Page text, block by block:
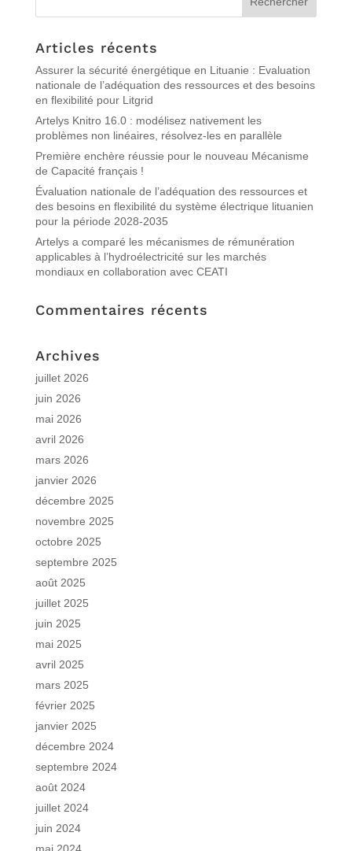
Articles récents
Assurer la sécurité énergétique en Lituanie : Evaluation
nationale de l’adéquation des ressources et des besoins
en flexibilité pour Litgrid
Artelys Knitro 16.0 : modélisez nativement les
problèmes non linéaires, résolvez-les en parallèle
Première enchère réussie pour le nouveau Mécanisme
de Capacité français !
Évaluation nationale de l’adéquation des ressources et
des besoins en flexibilité du système électrique lituanien
pour la période 2028-2035
Artelys a comparé les mécanismes de rémunération
applicables à l’hydroélectricité sur les marchés
mondiaux en collaboration avec CEATI
Commentaires récents
Archives
juillet 2026
juin 2026
mai 2026
avril 2026
mars 2026
janvier 2026
décembre 2025
novembre 2025
octobre 2025
septembre 2025
août 2025
juillet 2025
juin 2025
mai 2025
avril 2025
mars 2025
février 2025
janvier 2025
décembre 2024
septembre 2024
août 2024
juillet 2024
juin 2024